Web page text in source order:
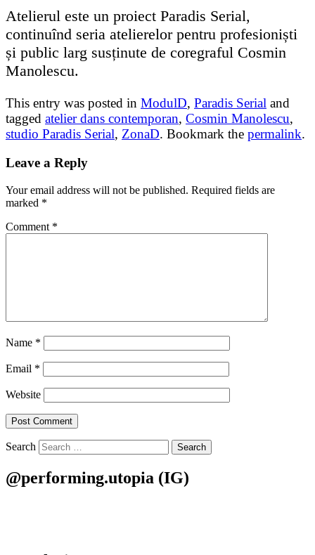
Atelierul este un proiect Paradis Serial,
continuînd seria atelierelor pentru profesioniști
și public larg susținute de coregraful Cosmin
Manolescu.
This entry was posted in ModulD, Paradis Serial and
tagged atelier dans contemporan, Cosmin Manolescu,
studio Paradis Serial, ZonaD. Bookmark the permalink.
Leave a Reply
Your email address will not be published. Required fields are
marked *
Comment *
Name *
Email *
Website
Search
@performing.utopia (IG)